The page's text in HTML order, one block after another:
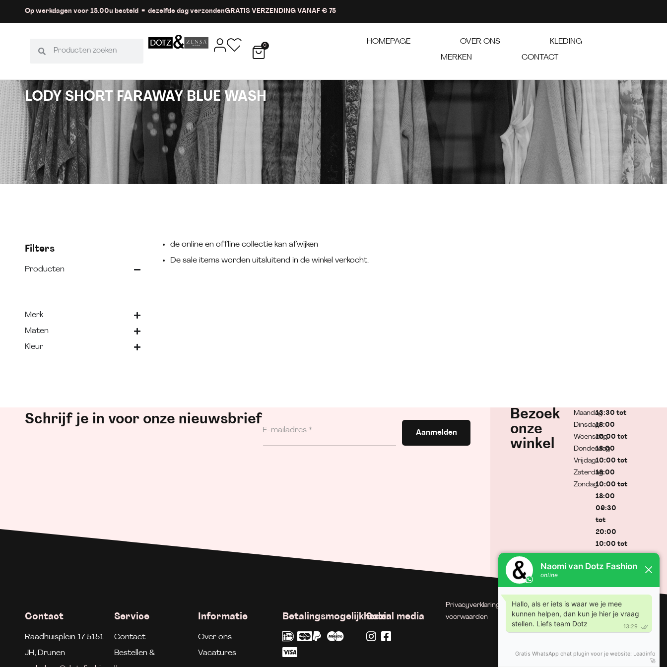
Op werkdagen voor 15.00u besteld = dezelfde dag verzondenGRATIS VERZENDING VANAF € 75
0 HOMEPAGE OVER ONS
KLEDING
MERKEN
CONTACT
LODY SHORT FARAWAY BLUE WASH
Filters
Producten
Merk
Maten
Kleur
de online en offline collectie kan afwijken
De sale items worden uitsluitend in de winkel verkocht.
Schrijf je in voor onze nieuwsbrief
Aanmelden
Bezoek
onze
winkel
Maandag
Dinsdag
Woensdag
Donderdag
Vrijdag
Zaterdag
Zondag
13:30 tot
18:00
10:00 tot
18:00
10:00 tot
18:00
10:00 tot
18:00
09:30
tot
20:00
10:00 tot
Gesloten
Contact
Raadhuisplein 17 5151
JH, Drunen
Service
Contact
Bestellen &
Informatie
Over ons
Vacatures
BetalingsmogelijkhedenSocial media
Privacyverklaring
| Algemene
voorwaarden
© Dotz Fashion | Gerealiseerd
door Minty Media